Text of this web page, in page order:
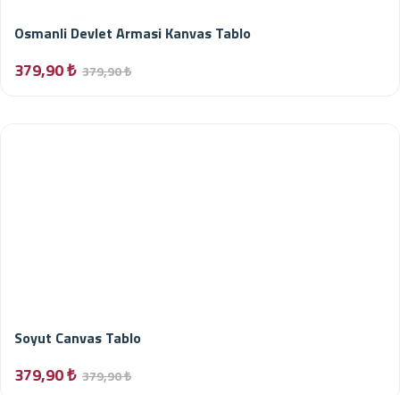
Osmanli Devlet Armasi Kanvas Tablo
379,90 ₺ 379,90 ₺
Soyut Canvas Tablo
379,90 ₺ 379,90 ₺